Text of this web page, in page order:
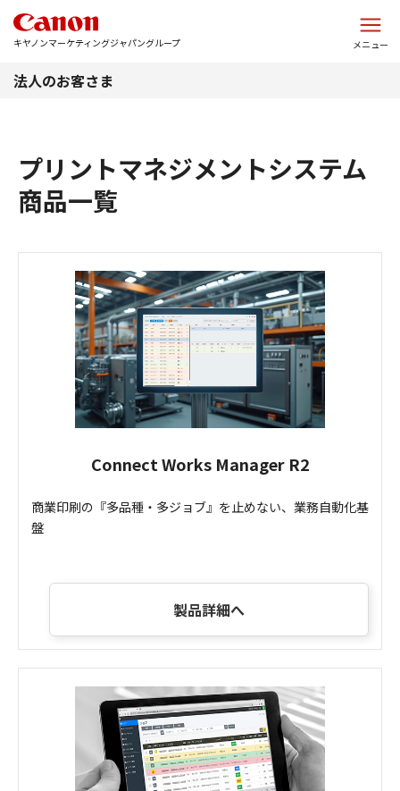
キヤノンマーケティングジャパングループ メニュー
法人のお客さま
プリントマネジメントシステム
商品一覧
Connect Works Manager R2
商業印刷の『多品種・多ジョブ』を止めない、業務自動化基
盤
製品詳細へ